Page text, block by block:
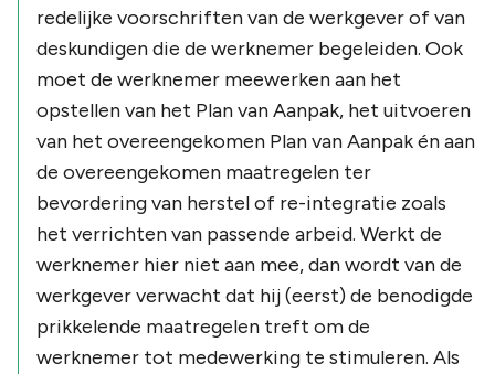
redelijke voorschriften van de werkgever of van
deskundigen die de werknemer begeleiden. Ook
moet de werknemer meewerken aan het
opstellen van het Plan van Aanpak, het uitvoeren
van het overeengekomen Plan van Aanpak én aan
de overeengekomen maatregelen ter
bevordering van herstel of re-integratie zoals
het verrichten van passende arbeid. Werkt de
werknemer hier niet aan mee, dan wordt van de
werkgever verwacht dat hij (eerst) de benodigde
prikkelende maatregelen treft om de
werknemer tot medewerking te stimuleren. Als